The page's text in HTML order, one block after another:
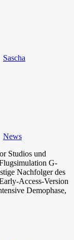
Sascha
News
Studios und
G-
Nachfolger des
Access-Version
Demophase,